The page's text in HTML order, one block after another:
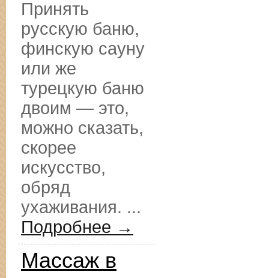
Принять
русскую баню,
финскую сауну
или же
турецкую баню
двоим — это,
можно сказать,
скорее
искусство,
обряд
ухаживания. ...
Подробнее →
Массаж в